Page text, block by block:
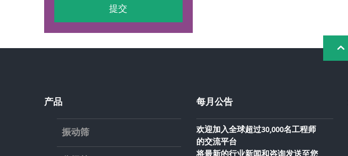
产品
振动筛
每月公告
欢迎加入全球超过30,000名工程师
的交流平台